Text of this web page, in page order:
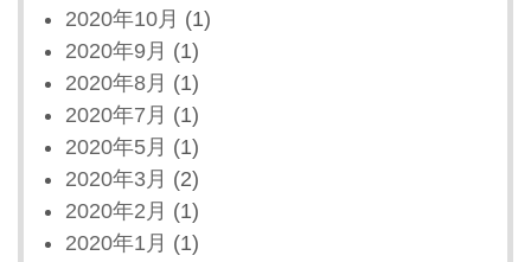
2020年10月 (1)
2020年9月 (1)
2020年8月 (1)
2020年7月 (1)
2020年5月 (1)
2020年3月 (2)
2020年2月 (1)
2020年1月 (1)